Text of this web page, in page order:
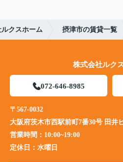
クスホーム 摂津市の賃貸一覧
株式会社ルク
072-646-8985
〒567-0032
大阪府茨木市西駅前町7番30号 田井
営業時間： 10:00~19:00
定休日： 水曜日